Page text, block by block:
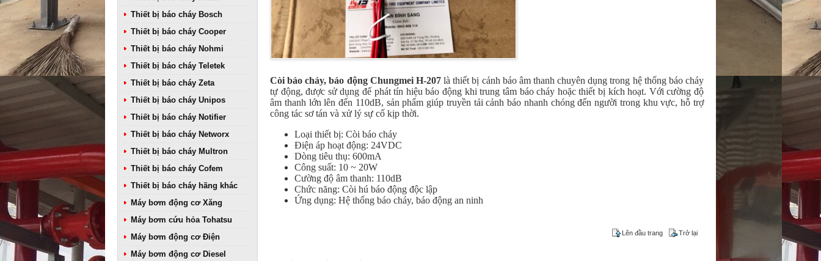
Thiết bị báo cháy Bosch
Thiết bị báo cháy Cooper
Thiết bị báo cháy Nohmi
Thiết bị báo cháy Teletek
Thiết bị báo cháy Zeta
Thiết bị báo cháy Unipos
Thiết bị báo cháy Notifier
Thiết bị báo cháy Networx
Thiết bị báo cháy Multron
Thiết bị báo cháy Cofem
Thiết bị báo cháy hãng khác
Máy bơm động cơ Xăng
Máy bơm cứu hỏa Tohatsu
Máy bơm động cơ Điện
Máy bơm động cơ Diesel
Còi báo cháy, báo động Chungmei H-207là thiết bị cảnh báo âm thanh chuyên dụng trong hệ thống báo cháy
tự động, được sử dụng để phát tín hiệu báo động khi trung tâm báo cháy hoặc thiết bị kích hoạt. Với cường độ
âm thanh lớn lên đến 110dB, sản phẩm giúp truyền tải cảnh báo nhanh chóng đến người trong khu vực, hỗ trợ
công tác sơ tán và xử lý sự cố kịp thời.
Loại thiết bị: Còi báo cháy
Điện áp hoạt động: 24VDC
Dòng tiêu thụ: 600mA
Công suất: 10 ~ 20W
Cường độ âm thanh: 110dB
Chức năng: Còi hú báo động độc lập
Ứng dụng: Hệ thống báo cháy, báo động an ninh
Lên đầu trang Trở lại